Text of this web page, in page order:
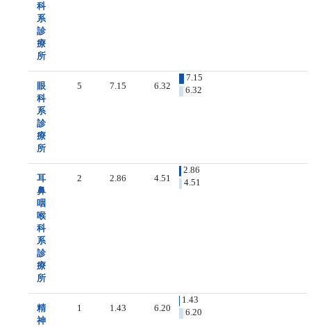
科
系
診
療
所
眼
科
系
診
療
所
5 7.15 6.32
7.15
6.32
耳
鼻
咽
喉
科
系
診
療
所
2 2.86 4.51
2.86
4.51
精
神
1 1.43 6.20
1.43
6.20